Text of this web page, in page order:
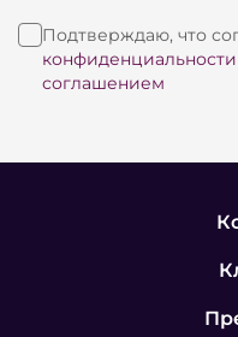
Подтверждаю, что
конфиденциальности
соглашением